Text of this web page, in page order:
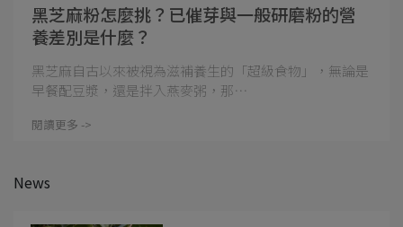
黑芝麻粉怎麼挑？已催芽與一般研磨粉的營
養差別是什麼？
黑芝麻自古以來被視為滋補養生的「超級食物」，無論是
早餐配豆漿，還是拌入燕麥粥，那⋯
閱讀更多 ->
News